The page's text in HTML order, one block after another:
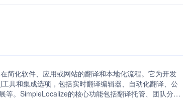
简化软件、应用或网站的翻译和本地化流程。它为开发
具和集成选项，包括实时翻译编辑器、自动化翻译、公
等。SimpleLocalize的核心功能包括翻译托管、团队分